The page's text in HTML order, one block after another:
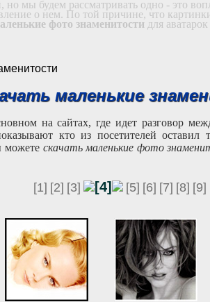
но мы будем рассматривать одно - это
о нем. По той причине, что
фото знаменитости для
маленькие
на сайтах, где идет разговор
кто из посетителей
можете скачать маленькие фото
[1] [2] [3] [4] [5] [6] [7] [8] [9]